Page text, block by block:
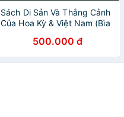
Sách Di Sản Và Thắng Cảnh
Của Hoa Kỳ & Việt Nam (Bìa
500.000 đ